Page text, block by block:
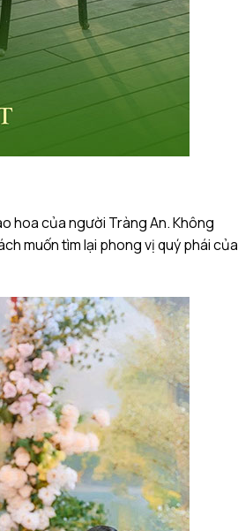
hoa của người Tràng An. Không
muốn tìm lại phong vị quý phái của